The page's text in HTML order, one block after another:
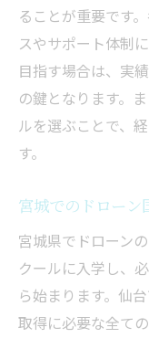
ることが重要です
スやサポート体制
目指す場合は、実
の鍵となります。
ルを選ぶことで、
す。
宮城でのドローン
宮城県でドローン
クールに入学し、
ら始まります。仙
取得に必要な全て